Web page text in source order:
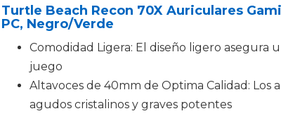
Turtle Beach Recon 70X Auriculares
PC, Negro/Verde
Comodidad Ligera: El diseño ligero asegura
juego
Altavoces de 40mm de Optima Calidad:
agudos cristalinos y graves potentes